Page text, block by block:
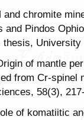
and chromite
and Pindos
of mantle
from Cr-spinel
58(3),
of komatiitic